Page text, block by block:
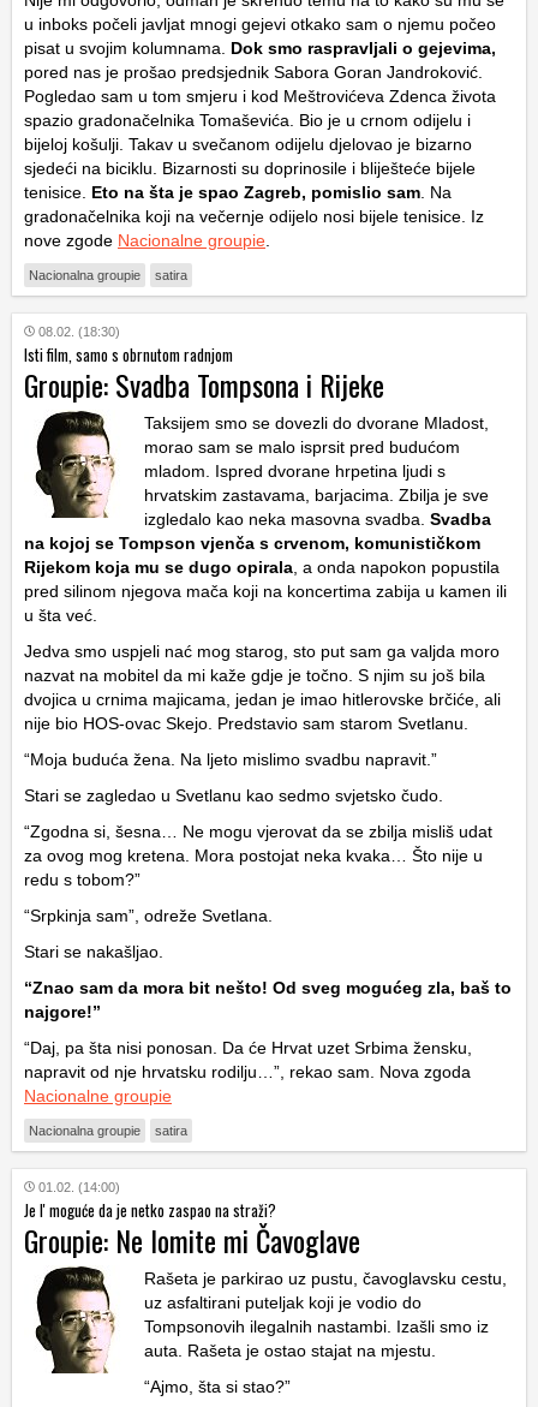
u inboks počeli javljat mnogi gejevi otkako sam o njemu počeo
pisat u svojim kolumnama. Dok smo raspravljali o gejevima,
pored nas je prošao predsjednik Sabora Goran Jandroković.
Pogledao sam u tom smjeru i kod Meštrovićeva Zdenca života
spazio gradonačelnika Tomaševića. Bio je u crnom odijelu i
bijeloj košulji. Takav u svečanom odijelu djelovao je bizarno
sjedeći na biciklu. Bizarnosti su doprinosile i bliješteće bijele
tenisice. Eto na šta je spao Zagreb, pomislio sam . Na
gradonačelnika koji na večernje odijelo nosi bijele tenisice. Iz
nove zgode Nacionalne groupie
Nacionalna groupie satira
08.02. (18:30)
Isti film, samo s obrnutom radnjom
Groupie: Svadba Tompsona i Rijeke
Taksijem smo se dovezli do dvorane Mladost,
morao sam se malo isprsit pred budućom
mladom. Ispred dvorane hrpetina ljudi s
hrvatskim zastavama, barjacima. Zbilja je sve
izgledalo kao neka masovna svadba. Svadba
na kojoj se Tompson vjenča s crvenom, komunističkom
Rijekom koja mu se dugo opirala , a onda napokon popustila
pred silinom njegova mača koji na koncertima zabija u kamen ili
u šta već.
Jedva smo uspjeli nać mog starog, sto put sam ga valjda moro
nazvat na mobitel da mi kaže gdje je točno. S njim su još bila
dvojica u crnima majicama, jedan je imao hitlerovske brčiće, ali
nije bio HOS-ovac Skejo. Predstavio sam starom Svetlanu.
“Moja buduća žena. Na ljeto mislimo svadbu napravit.”
Stari se zagledao u Svetlanu kao sedmo svjetsko čudo.
“Zgodna si, šesna… Ne mogu vjerovat da se zbilja misliš udat
za ovog mog kretena. Mora postojat neka kvaka… Što nije u
redu s tobom?”
“Srpkinja sam”, odreže Svetlana.
Stari se nakašljao.
“Znao sam da mora bit nešto! Od sveg mogućeg zla, baš to
najgore!”
“Daj, pa šta nisi ponosan. Da će Hrvat uzet Srbima žensku,
napravit od nje hrvatsku rodilju…”, rekao sam. Nova zgoda
Nacionalne groupie
Nacionalna groupie satira
01.02. (14:00)
Je l' moguće da je netko zaspao na straži?
Groupie: Ne lomite mi Čavoglave
Rašeta je parkirao uz pustu, čavoglavsku cestu,
uz asfaltirani puteljak koji je vodio do
Tompsonovih ilegalnih nastambi. Izašli smo iz
auta. Rašeta je ostao stajat na mjestu.
“Ajmo, šta si stao?”